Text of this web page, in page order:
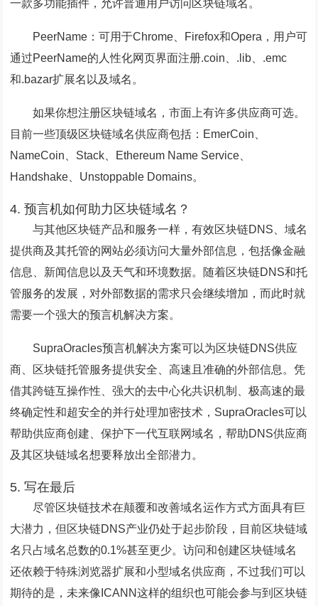
一款多功能插件，允许普通用户访问区块链域名。
PeerName：可用于Chrome、Firefox和Opera，用户可
通过PeerName的人性化网页界面注册.coin、.lib、.emc
和.bazar扩展名以及域名。
如果你想注册区块链域名，市面上有许多供应商可选。
目前一些顶级区块链域名供应商包括：EmerCoin、
NameCoin、Stack、Ethereum Name Service、
Handshake、Unstoppable Domains。
4. 预言机如何助力区块链域名？
与其他区块链产品和服务一样，有效区块链DNS、域名
提供商及其托管的网站必须访问大量外部信息，包括像金融
信息、新闻信息以及天气和环境数据。随着区块链DNS和托
管服务的发展，对外部数据的需求只会继续增加，而此时就
需要一个强大的预言机解决方案。
SupraOracles预言机解决方案可以为区块链DNS供应
商、区块链托管服务提供安全、高速且准确的外部信息。凭
借其跨链互操作性、强大的去中心化共识机制、极高速的最
终确定性和超安全的并行处理加密技术，SupraOracles可以
帮助供应商创建、保护下一代互联网域名，帮助DNS供应商
及其区块链域名想要释放出全部潜力。
5. 写在最后
尽管区块链技术在颠覆和改善域名运作方式方面具有巨
大潜力，但区块链DNS产业仍处于起步阶段，目前区块链域
名只占域名总数的0.1%甚至更少。访问和创建区块链域名
还依赖于特殊浏览器扩展和小型域名供应商，不过我们可以
期待的是，未来像ICANN这样的组织也可能会参与到区块链